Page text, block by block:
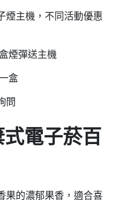
煙主機，不同活動優惠
煙彈送主機
盒
問
電子菸百
果的濃郁果香，適合喜